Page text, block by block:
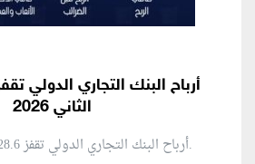
الثاني 2026
أرباح البنك التجاري الدولي تقفز 28.6% بالربع الثاني 2026.